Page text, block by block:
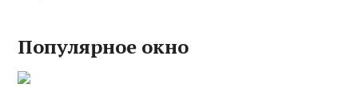
Популярное окно